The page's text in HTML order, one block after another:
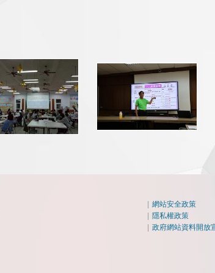
|網站安全政策
隱私權政策
|政府網站資料開放